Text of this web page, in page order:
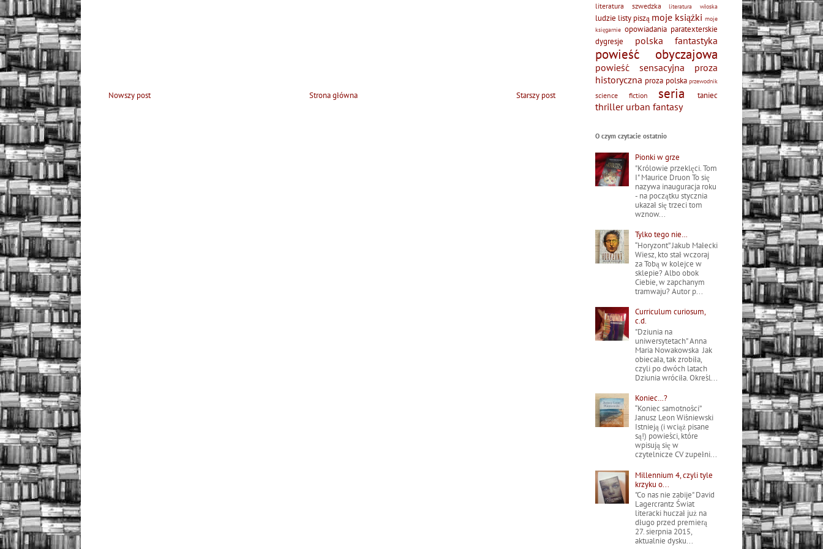
Nowszy post Starszy post
Strona główna
literatura szwedzka literatura włoska
ludzie listy piszą moje książki moje
księgarnie opowiadania paratexterskie
dygresje
polska fantastyka
powieść obyczajowa
powieść sensacyjna
proza
historyczna proza polska przewodnik
science fiction seria taniec
thriller urban fantasy
O czym czytacie ostatnio
Pionki w grze
"Królowie przeklęci. Tom
I" Maurice Druon To się
nazywa inauguracja roku
- na początku stycznia
ukazał się trzeci tom
wznow...
Tylko tego nie…
“Horyzont” Jakub Małecki
Wiesz, kto stał wczoraj
za Tobą w kolejce w
sklepie? Albo obok
Ciebie, w zapchanym
tramwaju? Autor p...
Curriculum curiosum,
c.d.
"Dziunia na
uniwersytetach" Anna
Maria Nowakowska Jak
obiecała, tak zrobiła,
czyli po dwóch latach
Dziunia wróciła. Określ...
Koniec…?
“Koniec samotności”
Janusz Leon Wiśniewski
Istnieją (i wciąż pisane
są!) powieści, które
wpisują się w
czytelnicze CV zupełni...
Millennium 4, czyli tyle
krzyku o...
"Co nas nie zabije" David
Lagercrantz Świat
literacki huczał już na
długo przed premierą
27. sierpnia 2015,
aktualnie dysku...